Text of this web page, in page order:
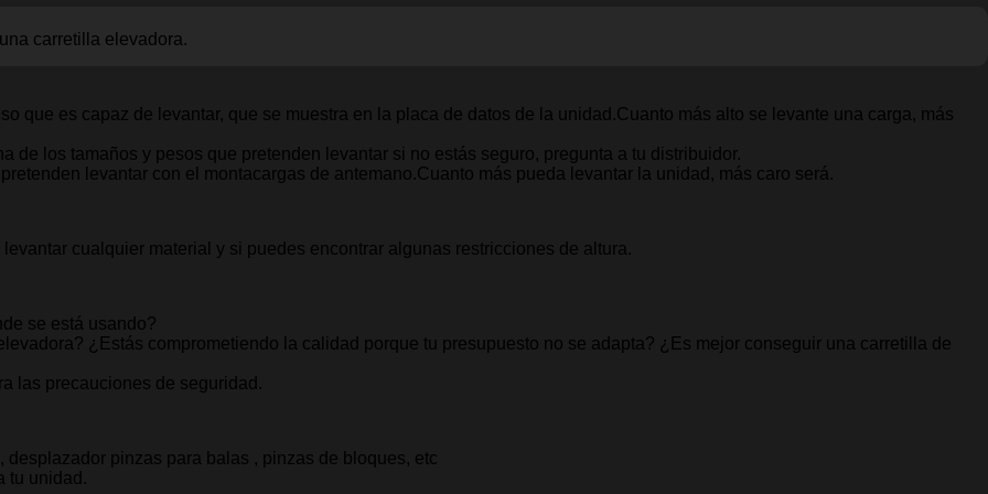
carretilla elevadora.
que es capaz de levantar, que se muestra en la placa de datos de la unidad.Cuanto más alto se levante una carga, más
de los tamaños y pesos que pretenden levantar si no estás seguro, pregunta a tu distribuidor.
levantar con el montacargas de antemano.Cuanto más pueda levantar la unidad, más caro será.
cualquier material y si puedes encontrar algunas restricciones de altura.
se está usando?
¿Estás comprometiendo la calidad porque tu presupuesto no se adapta? ¿Es mejor conseguir una carretilla de
las precauciones de seguridad.
pinzas para balas , pinzas de bloques, etc
tu unidad.